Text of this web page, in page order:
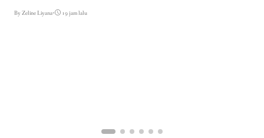
By Zeline Liyana• 19 jam lalu